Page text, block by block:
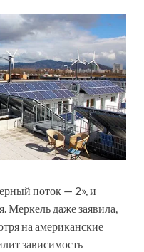
поток — 2», и
Меркель даже заявила,
на американские
зависимость